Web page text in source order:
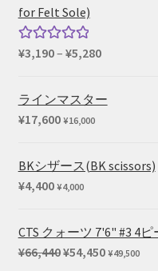
格
は
で
た。
for Felt Sole)
5段階中
¥3,190– ¥5,280価
ラインマスター
¥17,600 ¥16,000
BKシザース(BK scissors)
¥4,400 ¥4,000
CTS クォーツ 7'6" #3 4
¥66,440元
¥54,450現
¥49,500